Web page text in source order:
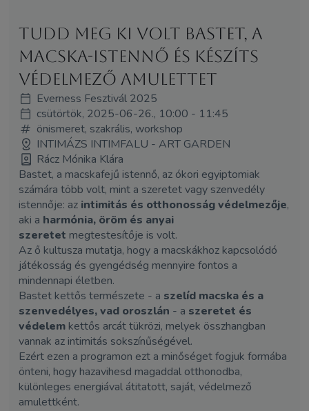
Tudd meg ki volt Bastet, a
macska-istennő és készíts
védelmező amulettet
Everness Fesztivál 2025
csütörtök, 2025-06-26., 10:00 - 11:45
önismeret, szakrális, workshop
INTIMÁZS INTIMFALU - ART GARDEN
Rácz Mónika Klára
Bastet, a macskafejű istennő, az ókori egyiptomiak
számára több volt, mint a szeretet vagy szenvedély
istennője: az intimitás és otthonosság védelmezője,
aki a harmónia, öröm és anyai
szeretet megtestesítője is volt.
Az ő kultusza mutatja, hogy a macskákhoz kapcsolódó
játékosság és gyengédség mennyire fontos a
mindennapi életben.
Bastet kettős természete - a szelíd macska és a
szenvedélyes, vad oroszlán - a szeretet és
védelemkettős arcát tükrözi, melyek összhangban
vannak az intimitás sokszínűségével.
Ezért ezen a programon ezt a minőséget fogjuk formába
önteni, hogy hazavihesd magaddal otthonodba,
különleges energiával átitatott, saját, védelmező
amulettként.